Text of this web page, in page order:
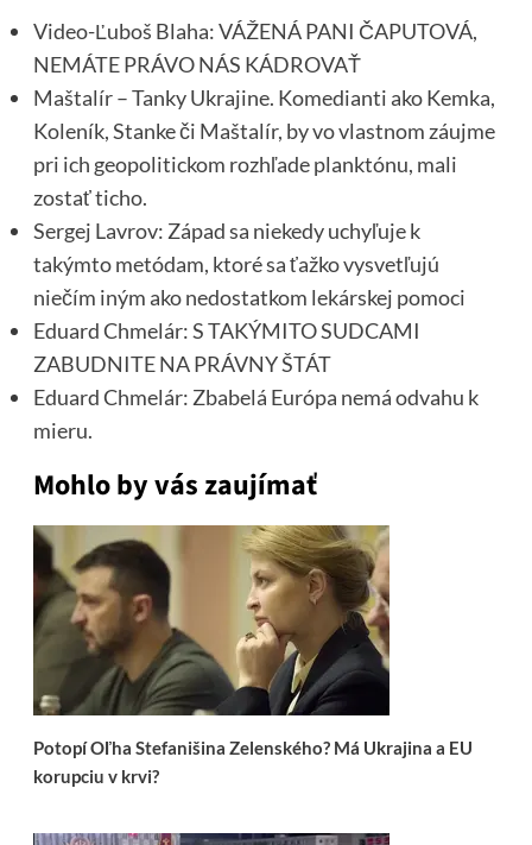
Video-Ľuboš Blaha: VÁŽENÁ PANI ČAPUTOVÁ,
NEMÁTE PRÁVO NÁS KÁDROVAŤ
Maštalír – Tanky Ukrajine. Komedianti ako Kemka,
Koleník, Stanke či Maštalír, by vo vlastnom záujme
pri ich geopolitickom rozhľade planktónu, mali
zostať ticho.
Sergej Lavrov: Západ sa niekedy uchyľuje k
takýmto metódam, ktoré sa ťažko vysvetľujú
niečím iným ako nedostatkom lekárskej pomoci
Eduard Chmelár: S TAKÝMITO SUDCAMI
ZABUDNITE NA PRÁVNY ŠTÁT
Eduard Chmelár: Zbabelá Európa nemá odvahu k
mieru.
Mohlo by vás zaujímať
Potopí Oľha Stefanišina Zelenského? Má Ukrajina a EU
korupciu v krvi?